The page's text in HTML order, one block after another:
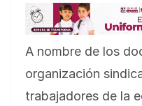
A nombre de los
organización
trabajadores de la